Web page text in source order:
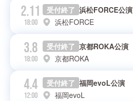
2.11
18:00
受付終了 浜松FORCE公演
浜松FORCE
3.8
18:00
受付終了 京都ROKA公演
京都ROKA
4.4
12:00
受付終了 福岡evoL公演
福岡evoL